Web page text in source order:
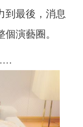
到最後，消息
演藝圈。
….